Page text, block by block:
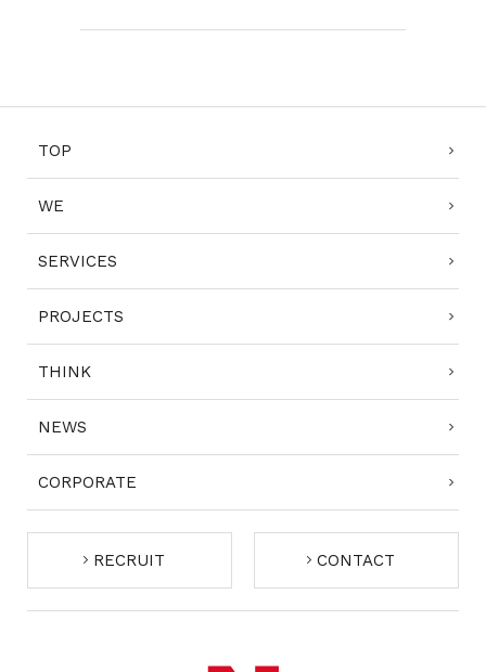
TOP
WE
SERVICES
PROJECTS
THINK
NEWS
CORPORATE
RECRUIT CONTACT